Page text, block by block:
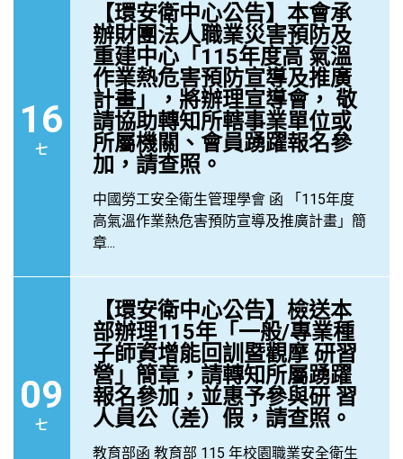
16
七
【環安衛中心公告】本會承
辦財團法人職業災害預防及
重建中心「115年度高 氣溫
作業熱危害預防宣導及推廣
計畫」，將辦理宣導會， 敬
請協助轉知所轄事業單位或
所屬機關、會員踴躍報名參
加，請查照。
中國勞工安全衛生管理學會 函 「115年度
高氣溫作業熱危害預防宣導及推廣計畫」簡
章...
09
七
【環安衛中心公告】檢送本
部辦理115年「一般/專業種
子師資增能回訓暨觀摩 研習
營」簡章，請轉知所屬踴躍
報名參加，並惠予參與研 習
人員公（差）假，請查照。
教育部函 教育部 115 年校園職業安全衛生